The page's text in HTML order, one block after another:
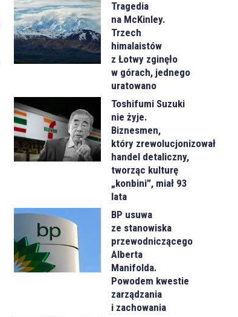
Tragedia
na McKinley.
Trzech
himalaistów
z Łotwy zginęło
w górach, jednego
uratowano
Toshifumi Suzuki
nie żyje.
Biznesmen,
który zrewolucjonizował
handel detaliczny,
tworząc kulturę
„konbini”, miał 93
lata
BP usuwa
ze stanowiska
przewodniczącego
Alberta
Manifolda.
Powodem kwestie
zarządzania
i zachowania